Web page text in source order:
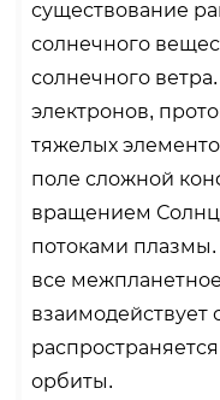
существование
солнечного
солнечного
электронов,
тяжелых
поле сложной
вращением
потоками
все
взаимодействует
орбиты.